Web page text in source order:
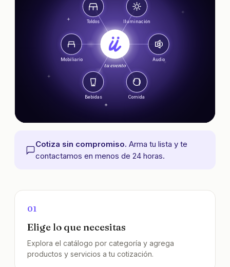
Audio
Comida
Bebidas
Mobiliario
Toldos Iluminación
tu evento
Cotiza sin compromiso. Arma tu lista y te
contactamos en menos de 24 horas.
01
Elige lo que necesitas
Explora el catálogo por categoría y agrega
productos y servicios a tu cotización.